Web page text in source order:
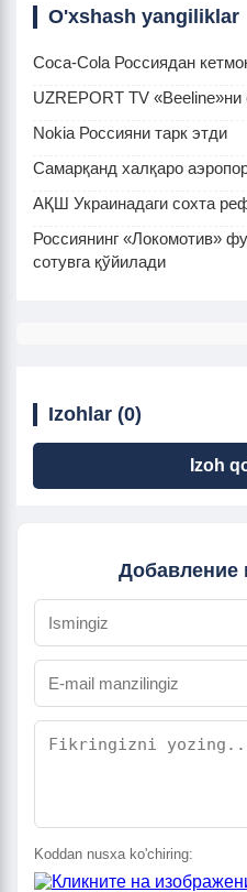
O'xshash yangiliklar
Coca-Cola Россиядан
UZREPORT TV «Beeline»ни
Nokia Россияни тарк этди
Самарқанд халқаро
АҚШ Украинадаги сохта
Россиянинг «Локомотив»
сотувга қўйилади
Izohlar (0)
Izoh
Добавление
Koddan nusxa ko'chiring: